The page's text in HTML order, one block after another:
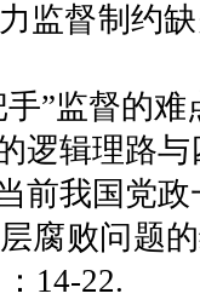
监督制约
手”监督的
逻辑理路
前我国党
层腐败问
14-22.